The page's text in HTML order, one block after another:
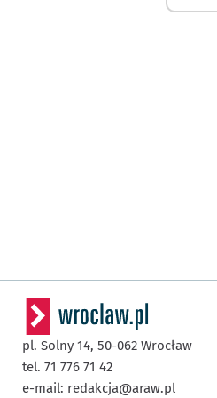
pl. Solny 14, 50-062 Wrocław
tel. 71 776 71 42
e-mail: redakcja@araw.pl